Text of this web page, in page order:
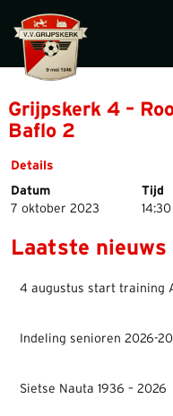
Grijpskerk 4 –
Baflo 2
Details
Datum
Tijd
7 oktober 2023
14:30
Laatste nieuws
4 augustus start training
Indeling senioren 2026-
Sietse Nauta 1936 – 2026